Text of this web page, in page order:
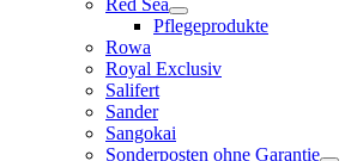
Pflegeprodukte
Rowa
Royal Exclusiv
Salifert
Sander
Sangokai
Sonderposten ohne Garantie